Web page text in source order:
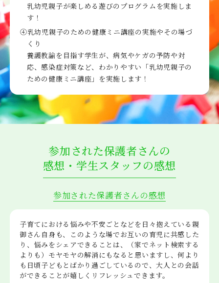
乳幼児親子が楽しめる遊びのプログラムを実施しま
す！
④乳幼児親子のための健康ミニ講座の実施やその場づ
くり
養護教諭を目指す学生が、病気やケガの予防や対
応、感染症対策など、わかりやすい「乳幼児親子の
ための健康ミニ講座」を実施します！
参加された保護者さんの
感想・学生スタッフの感想
参加された保護者さんの感想
子育てにおける悩みや不安ごとなどを日々抱えている親
御さん自身も、このような場でお互いの育児に共感した
り、悩みをシェアできることは、（家でネット検索する
よりも）モヤモヤの解消にもなると思いますし、何より
も日頃子どもとばかり過ごしているので、大人との会話
ができることが嬉しくリフレッシュできます。